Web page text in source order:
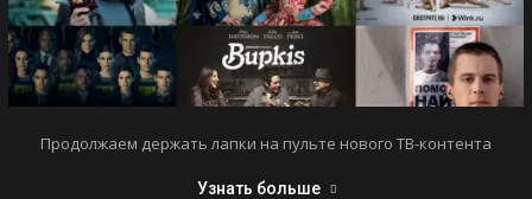
Продолжаем держать лапки на пульте нового ТВ-контента
Узнать больше